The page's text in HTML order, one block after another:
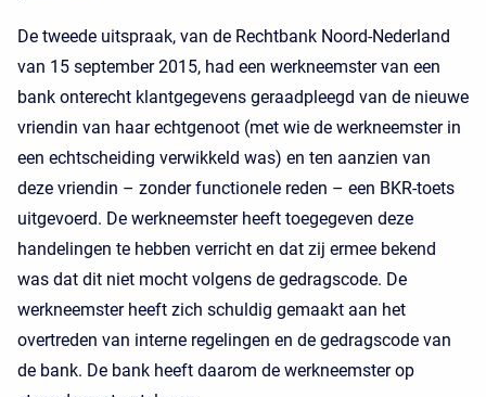
De tweede uitspraak, van de Rechtbank Noord-Nederland
van 15 september 2015, had een werkneemster van een
bank onterecht klantgegevens geraadpleegd van de nieuwe
vriendin van haar echtgenoot (met wie de werkneemster in
een echtscheiding verwikkeld was) en ten aanzien van
deze vriendin – zonder functionele reden – een BKR-toets
uitgevoerd. De werkneemster heeft toegegeven deze
handelingen te hebben verricht en dat zij ermee bekend
was dat dit niet mocht volgens de gedragscode. De
werkneemster heeft zich schuldig gemaakt aan het
overtreden van interne regelingen en de gedragscode van
de bank. De bank heeft daarom de werkneemster op